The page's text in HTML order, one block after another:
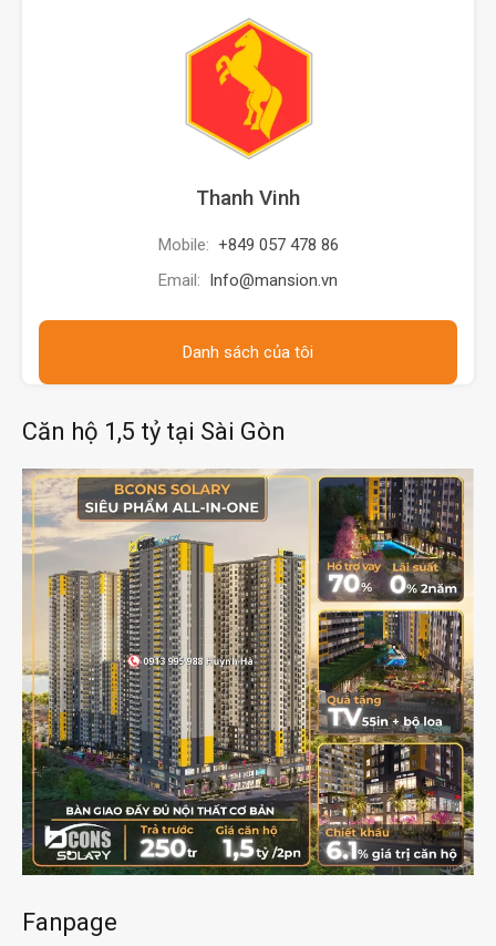
Thanh Vinh
Mobile: +849 057 478 86
Email: Info@mansion.vn
Danh sách của tôi
Căn hộ 1,5 tỷ tại Sài Gòn
Fanpage